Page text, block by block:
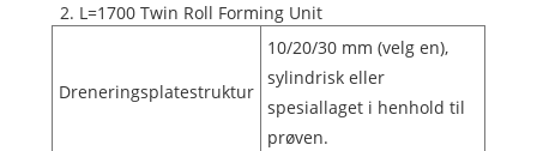
2. L=1700 Twin Roll Forming Unit
Dreneringsplatestruktur
10/20/30 mm (velg en),
sylindrisk eller
spesiallaget i henhold til
prøven.